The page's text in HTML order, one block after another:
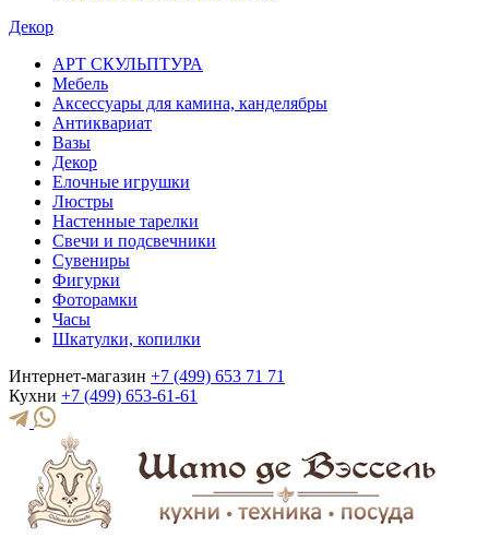
Декор
АРТ СКУЛЬПТУРА
Мебель
Аксессуары для камина, канделябры
Антиквариат
Вазы
Декор
Елочные игрушки
Люстры
Настенные тарелки
Свечи и подсвечники
Сувениры
Фигурки
Фоторамки
Часы
Шкатулки, копилки
Интернет-магазин +7 (499) 653 71 71
Кухни +7 (499) 653-61-61